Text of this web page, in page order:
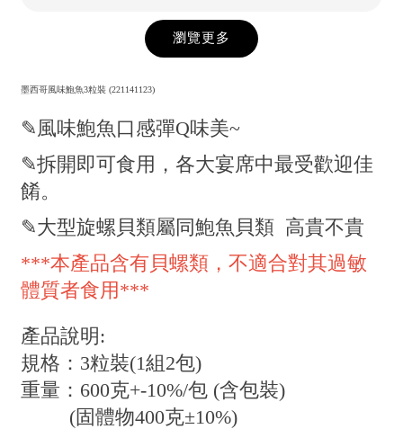
瀏覽更多
墨西哥風味鮑魚3粒裝 (221141123)
✎風味鮑魚口感彈Q味美~
✎拆開即可食用，各大宴席中最受歡迎佳
餚。
✎大型旋螺貝類屬同鮑魚貝類 高貴不貴
***本產品含有貝螺類，不適合對其過敏
體質者食用***
產品說明:
規格：3粒裝(1組2包)
重量：600克+-10%/包 (含包裝)
(固體物400克±10%)